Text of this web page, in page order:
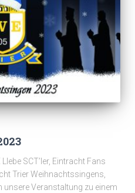
SCT’ler, Eintracht Fans
Trier Weihnachtssingens,
unsere Veranstaltung zu einem